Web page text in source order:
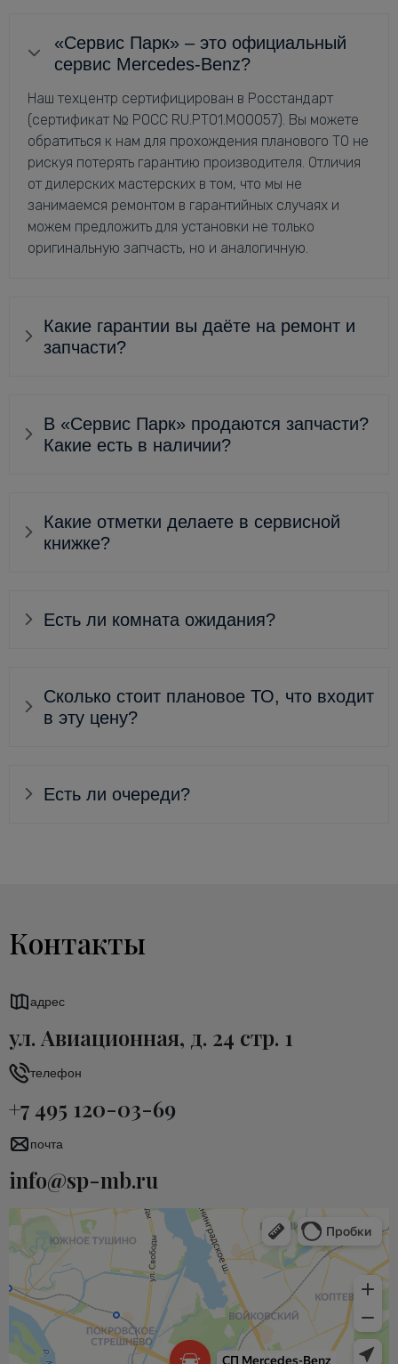
«Сервис Парк» – это официальный
сервис Mercedes-Benz?
Наш техцентр сертифицирован в Росстандарт
(сертификат № РОСС RU.РТ01.М00057). Вы можете
обратиться к нам для прохождения планового ТО не
рискуя потерять гарантию производителя. Отличия
от дилерских мастерских в том, что мы не
занимаемся ремонтом в гарантийных случаях и
можем предложить для установки не только
оригинальную запчасть, но и аналогичную.
Какие гарантии вы даёте на ремонт и
запчасти?
В «Сервис Парк» продаются запчасти?
Какие есть в наличии?
Какие отметки делаете в сервисной
книжке?
Есть ли комната ожидания?
Сколько стоит плановое ТО, что входит
в эту цену?
Есть ли очереди?
Контакты
адрес
ул. Авиационная, д. 24 стр. 1
телефон
+7 495 120-03-69
почта
info@sp-mb.ru